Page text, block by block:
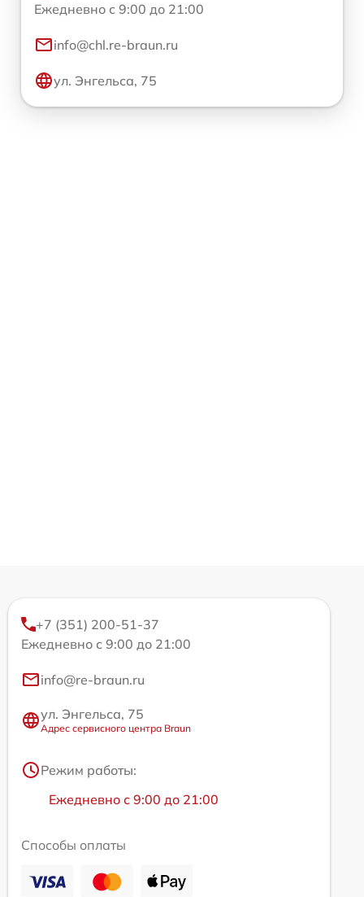
Ежедневно с 9:00 до 21:00
info@chl.re-braun.ru
ул. Энгельса, 75
+7 (351) 200-51-37
Ежедневно с 9:00 до 21:00
info@re-braun.ru
ул. Энгельса, 75
Адрес сервисного центра Braun
Режим работы:
Ежедневно с 9:00 до 21:00
Способы оплаты